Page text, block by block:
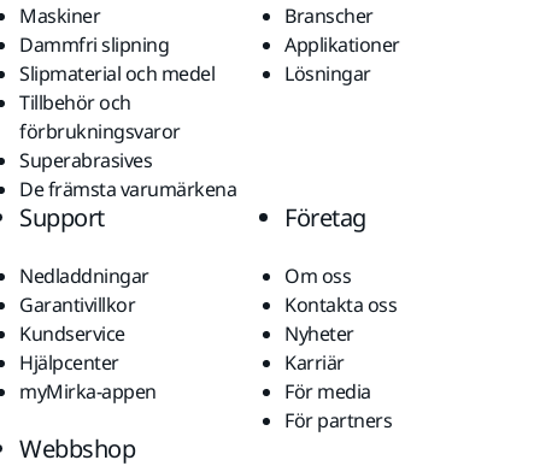
Maskiner
Dammfri slipning
Slipmaterial och medel
Tillbehör och
förbrukningsvaror
Superabrasives
De främsta varumärkena
Branscher
Applikationer
Lösningar
Support
Nedladdningar
Garantivillkor
Kundservice
Hjälpcenter
myMirka-appen
Företag
Om oss
Kontakta oss
Nyheter
Karriär
För media
För partners
Webbshop